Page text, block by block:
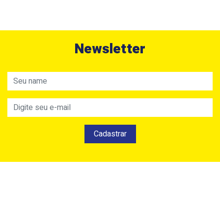
Newsletter
Cadastrar